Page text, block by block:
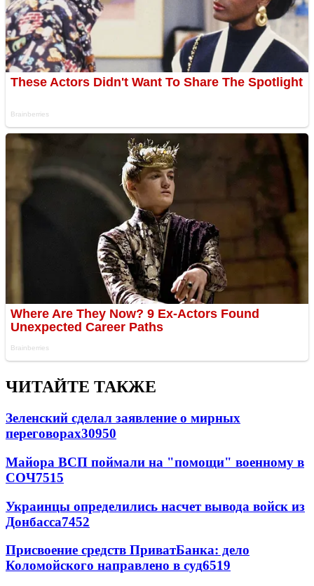
ЧИТАЙТЕ ТАКЖЕ
Зеленский сделал заявление о мирных
переговорах30950
Майора ВСП поймали на "помощи" военному в
СОЧ7515
Украинцы определились насчет вывода войск из
Донбасса7452
Присвоение средств ПриватБанка: дело
Коломойского направлено в суд6519